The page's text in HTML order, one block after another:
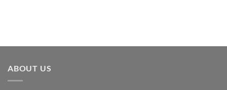
ABOUT US